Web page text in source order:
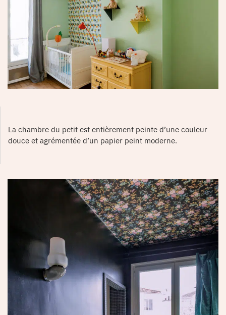
La chambre du petit est entièrement peinte d’une couleur
douce et agrémentée d’un papier peint moderne.